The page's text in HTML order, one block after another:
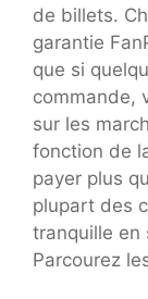
de billets.
garantie
que si
commande,
sur les
fonction de
payer plus
plupart des
tranquille en
Parcourez